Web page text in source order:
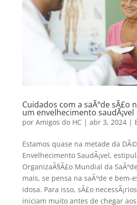
Cuidados com a saÃºde sÃ£o
um envelhecimento saudÃ¡vel
por Amigos do HC | abr 3, 2024|
Estamos quase na metade da
Envelhecimento SaudÃ¡vel,
OrganizaÃ§Ã£o Mundial da
mais, se pensa na saÃºde e bem-
idosa. Para isso, sÃ£o
iniciam muito antes de chegar